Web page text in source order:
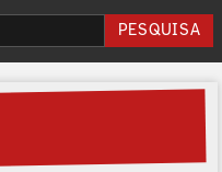
PESQUISA